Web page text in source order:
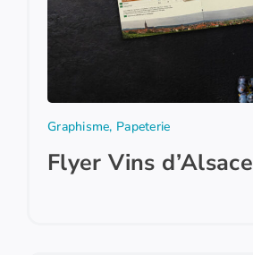
Graphisme, Papeterie
Flyer Vins d’Alsace